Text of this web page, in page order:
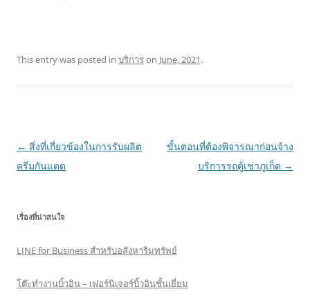
This entry was posted in บริการon June, 2021.
Post
navigation
← สิ่งที่เกี่ยวข้องในการรับผลิต
ครีมกันแดด
ขั้นตอนที่ต้องพิจารณาก่อนจ้าง
บริการรถตู้เช่าภูเก็ต →
เรื่องที่น่าสนใจ
LINE for Business สำหรับอสังหาริมทรัพย์
โต๊ะทำงานบิ้วอิน – เฟอร์นิเจอร์บิ้วอินชั้นเยี่ยม